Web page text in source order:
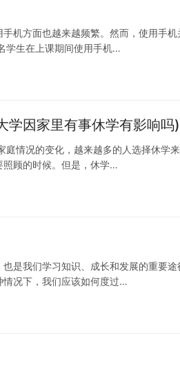
机方面也越来越频繁。然而，使用手
学生在上课期间使用手机…
学因家里有事休学有影响吗)
庭情况的变化，越来越多的人选择休学
照顾的时候。但是，休学…
是我们学习知识、成长和发展的重要
情况下，我们应该如何度过…